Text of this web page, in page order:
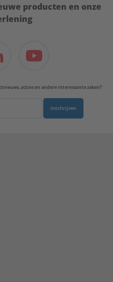
producten en onze
acties en andere interessante zaken?
Inschrijven